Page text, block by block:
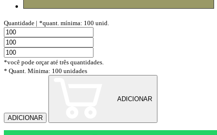
Quantidade | *quant. mínima: 100 unid.
*você pode orçar até três quantidades.
* Quant. Mínima: 100 unidades
ADICIONAR
ADICIONAR